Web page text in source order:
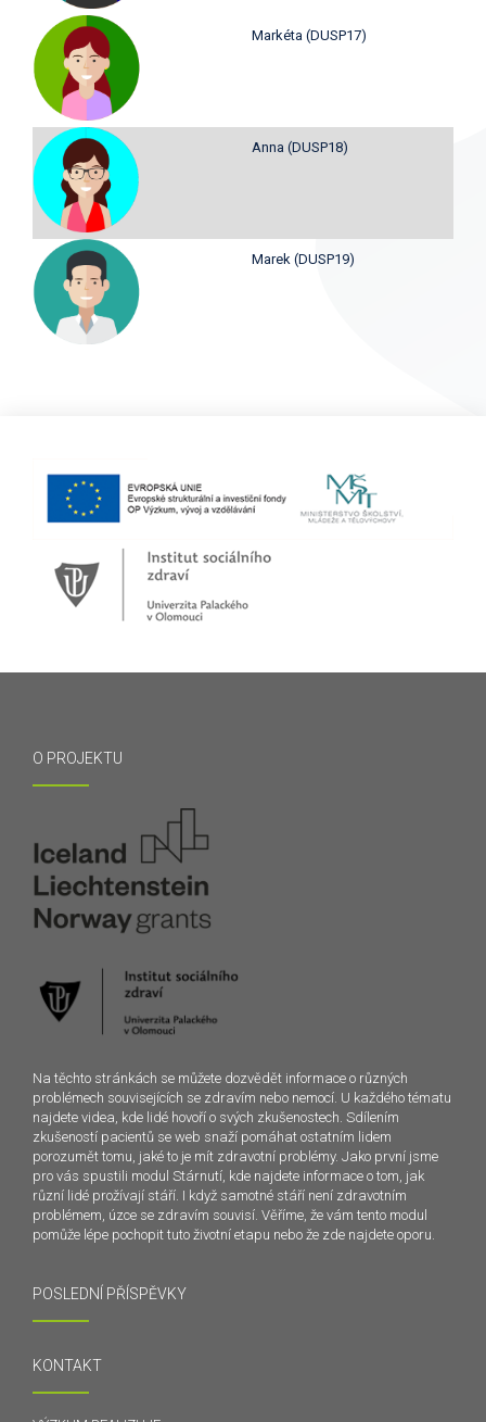
Markéta (DUSP17)
Anna (DUSP18)
Marek (DUSP19)
O PROJEKTU
Na těchto stránkách se můžete dozvědět informace o různých
problémech souvisejících se zdravím nebo nemocí. U každého tématu
najdete videa, kde lidé hovoří o svých zkušenostech. Sdílením
zkušeností pacientů se web snaží pomáhat ostatním lidem
porozumět tomu, jaké to je mít zdravotní problémy. Jako první jsme
pro vás spustili modul Stárnutí, kde najdete informace o tom, jak
různí lidé prožívají stáří. I když samotné stáří není zdravotním
problémem, úzce se zdravím souvisí. Věříme, že vám tento modul
pomůže lépe pochopit tuto životní etapu nebo že zde najdete oporu.
POSLEDNÍ PŘÍSPĚVKY
KONTAKT